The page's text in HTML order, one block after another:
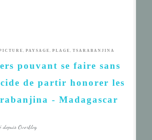
, PAYSAGE , PLAGE , TSARABANJINA
pouvant se faire sans
de partir honorer les
- Madagascar
depuis Overblog